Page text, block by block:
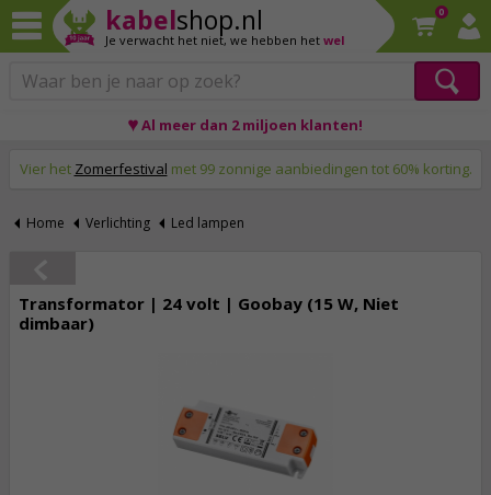
kabelshop.nl
Je verwacht het niet, we hebben het wel
0
♥ Al meer dan 2 miljoen klanten!
Vier het Zomerfestival met 99 zonnige aanbiedingen tot 60% korting.
Home Verlichting Led lampen
Transformator | 24 volt | Goobay (15 W, Niet
dimbaar)